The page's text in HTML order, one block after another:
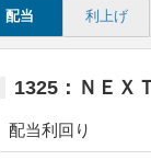
配当 利上げ
1325：ＮＥＸ
配当利回り